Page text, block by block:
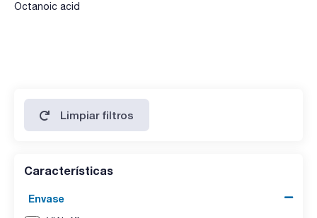
Octanoic acid
Limpiar filtros
Características
Envase